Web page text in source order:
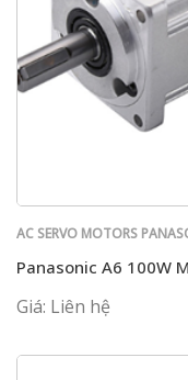
AC SERVO MOTORS
Panasonic A6 100W
Giá: Liên hệ